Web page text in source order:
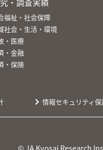
福祉・社会保障
社会・生活・環境
・医療
・金融
・保険
情報セキュリティ
© JA Kyosai Research